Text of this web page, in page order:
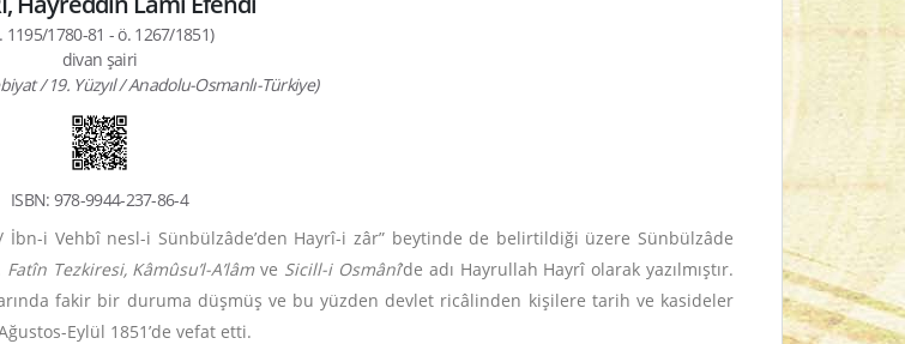
1195/1780-81 - ö. 1267/1851)
divan şairi
/ 19. Yüzyıl / Anadolu-Osmanlı-Türkiye)
ISBN: 978-9944-237-86-4
İbn-i Vehbî nesl-i Sünbülzâde’den Hayrî-i zâr” beytinde de belirtildiği üzere Sünbülzâde
Fatîn Tezkiresi, Kâmûsu’l-A’lâmve Sicill-i Osmânî’de adı Hayrullah Hayrî olarak yazılmıştır.
fakir bir duruma düşmüş ve bu yüzden devlet ricâlinden kişilere tarih ve kasideler
Eylül 1851’de vefat etti.